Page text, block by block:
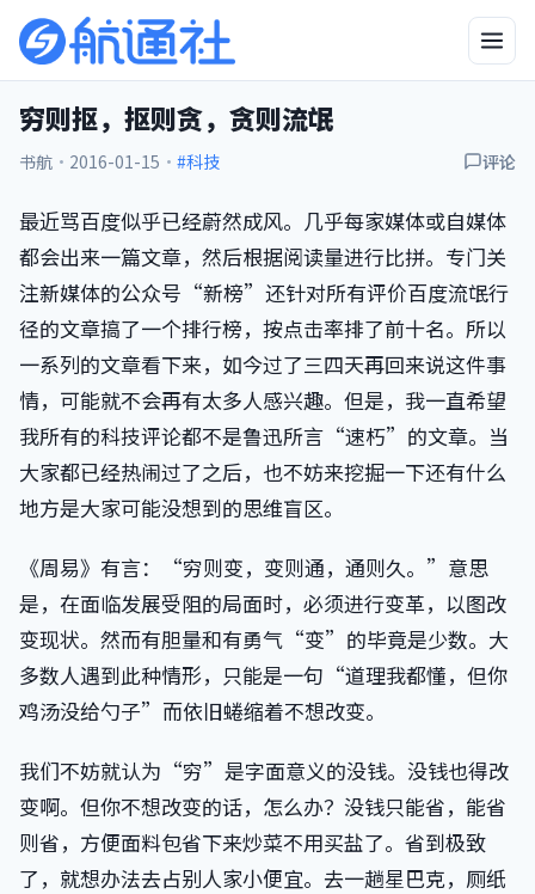
穷则抠，抠则贪，贪则流氓
书航 · 2016-01-15 · #科技 评论
最近骂百度似乎已经蔚然成风。几乎每家媒体或自媒体
都会出来一篇文章，然后根据阅读量进行比拼。专门关
注新媒体的公众号“新榜”还针对所有评价百度流氓行
径的文章搞了一个排行榜，按点击率排了前十名。所以
一系列的文章看下来，如今过了三四天再回来说这件事
情，可能就不会再有太多人感兴趣。但是，我一直希望
我所有的科技评论都不是鲁迅所言“速朽”的文章。当
大家都已经热闹过了之后，也不妨来挖掘一下还有什么
地方是大家可能没想到的思维盲区。
《周易》有言：“穷则变，变则通，通则久。”意思
是，在面临发展受阻的局面时，必须进行变革，以图改
变现状。然而有胆量和有勇气“变”的毕竟是少数。大
多数人遇到此种情形，只能是一句“道理我都懂，但你
鸡汤没给勺子”而依旧蜷缩着不想改变。
我们不妨就认为“穷”是字面意义的没钱。没钱也得改
变啊。但你不想改变的话，怎么办？没钱只能省，能省
则省，方便面料包省下来炒菜不用买盐了。省到极致
了，就想办法去占别人家小便宜。去一趟星巴克，厕纸